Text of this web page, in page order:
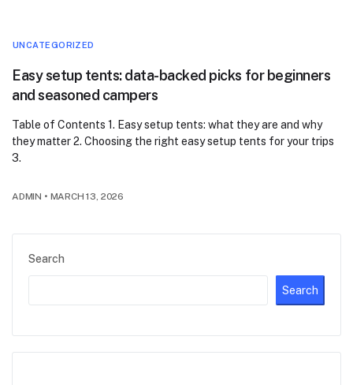
Search
Search
UNCATEGORIZED
Easy setup tents: data-backed picks for beginners
and seasoned campers
Table of Contents 1. Easy setup tents: what they are and why
they matter 2. Choosing the right easy setup tents for your trips
3.
ADMIN • MARCH 13, 2026